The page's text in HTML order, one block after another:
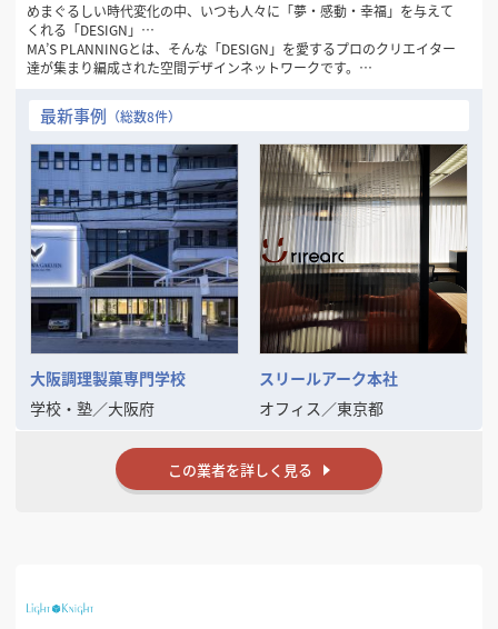
めまぐるしい時代変化の中、いつも人々に「夢・感動・幸福」を与えて
くれる「DESIGN」…
MA’S PLANNINGとは、そんな「DESIGN」を愛するプロのクリエイター
達が集まり編成された空間デザインネットワークです。
1981年の創設以来32年間にわたり一貫して“人々にデザインを通して幸
せを感じてもらいたい…”
というシンプルなコンセプトを念頭に「愛のあるDESIGN」を数多くの
お客様に提供してまいりました。
現代のトレンド・ニーズの変化は一層加速し本質の見極めが困難となる
中、この思いを忘れず、変化を的確に捉えながらもけっして流されるこ
とのない
「普遍的DESIGNの可能性」をさらに追求してまいります。
そして、数々の商空間、住空間プランニングで培った確かな経験と実績
を裏付けに
お客様の良きビジネスパートナーとして「最良の空間づくり」をお手伝
いいたします。
最新事例 （総数8件）
大阪調理製菓専門学校
学校・塾／大阪府
スリールアーク本社
オフィス ／東京都
この業者を詳しく見る